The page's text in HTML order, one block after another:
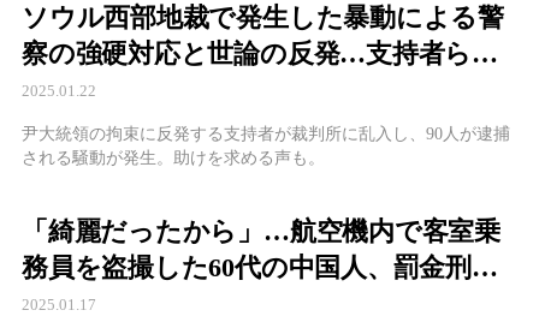
ソウル西部地裁で発生した暴動による警
察の強硬対応と世論の反発…支持者らの
逮捕とその後の状況
2025.01.22
尹大統領の拘束に反発する支持者が裁判所に乱入し、90人が逮捕
される騒動が発生。助けを求める声も。
「綺麗だったから」…航空機内で客室乗
務員を盗撮した60代の中国人、罰金刑と
携帯電話没収
2025.01.17